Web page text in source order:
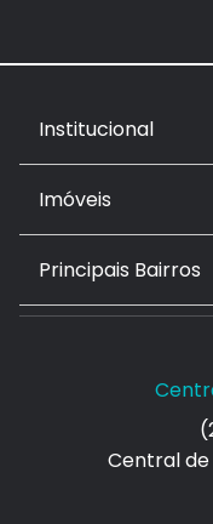
Institucional
Imóveis
Principais Bairros
Central de